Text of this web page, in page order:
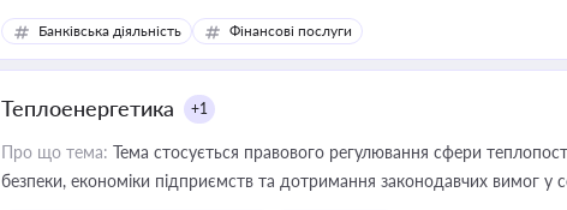
Банківська діяльність Фінансові послуги
Теплоенергетика +1
Про що тема: Тема стосується правового регулювання сфери
безпеки, економіки підприємств та дотримання законодавчих вимог у